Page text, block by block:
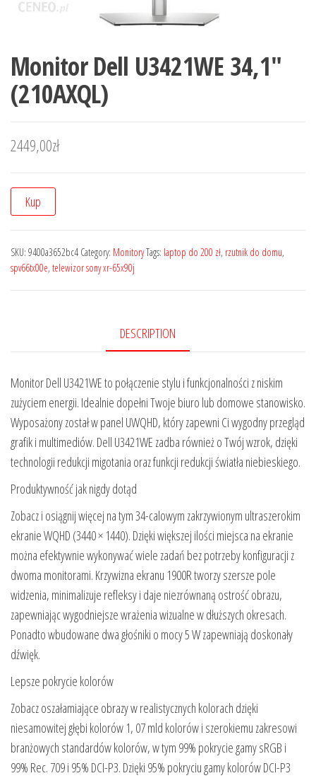
Monitor Dell U3421WE 34,1″
(210AXQL)
2449,00zł
Kup
SKU: 9400a3652bc4 Category: MonitoryTags: laptop do 200 zł, rzutnik do domu,
spv66tx00e, telewizor sony xr-65x90j
DESCRIPTION
Monitor Dell U3421WE to połączenie stylu i funkcjonalności z niskim
zużyciem energii. Idealnie dopełni Twoje biuro lub domowe stanowisko.
Wyposażony został w panel UWQHD, który zapewni Ci wygodny przegląd
grafik i multimediów. Dell U3421WE zadba również o Twój wzrok, dzięki
technologii redukcji migotania oraz funkcji redukcji światła niebieskiego.
Produktywność jak nigdy dotąd
Zobacz i osiągnij więcej na tym 34-calowym zakrzywionym ultraszerokim
ekranie WQHD (3440 × 1440). Dzięki większej ilości miejsca na ekranie
można efektywnie wykonywać wiele zadań bez potrzeby konfiguracji z
dwoma monitorami. Krzywizna ekranu 1900R tworzy szersze pole
widzenia, minimalizuje refleksy i daje niezrównaną ostrość obrazu,
zapewniając wygodniejsze wrażenia wizualne w dłuższych okresach.
Ponadto wbudowane dwa głośniki o mocy 5 W zapewniają doskonały
dźwięk.
Lepsze pokrycie kolorów
Zobacz oszałamiające obrazy w realistycznych kolorach dzięki
niesamowitej głębi kolorów 1, 07 mld kolorów i szerokiemu zakresowi
branżowych standardów kolorów, w tym 99% pokrycie gamy sRGB i
99% Rec. 709 i 95% DCI-P3. Dzięki 95% pokryciu gamy kolorów DCI-P3